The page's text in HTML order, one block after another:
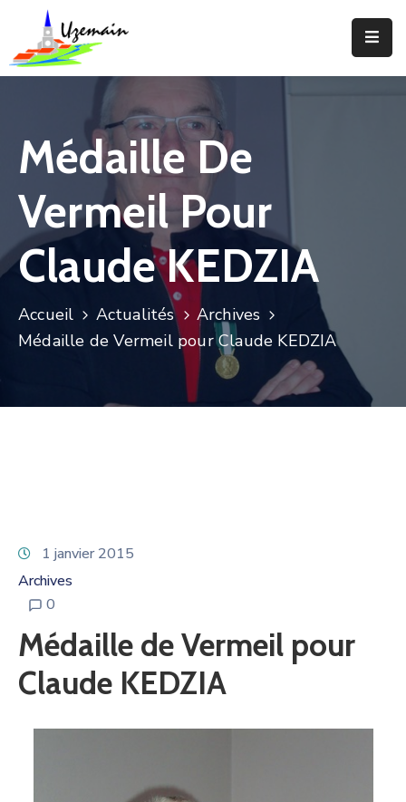
Actualités
Votre
Votre
Mairie
Services
Locale
Médaille De
Vermeil Pour
Claude KEDZIA
Accueil Actualités
Archives
Médaille de Vermeil pour Claude KEDZIA
1 janvier 2015
Archives
0
Médaille de Vermeil pour
Claude KEDZIA